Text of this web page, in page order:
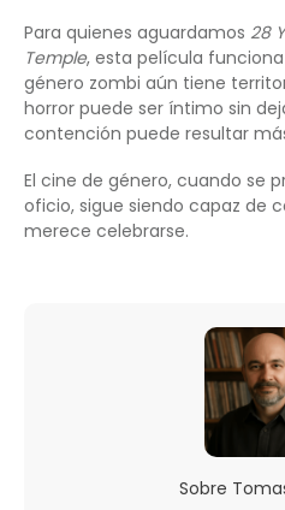
Para quienes aguardamos 28
Temple, esta película
género zombi aún tiene
horror puede ser íntimo sin
contención puede resultar
El cine de género, cuando se
oficio, sigue siendo capaz de
merece celebrarse.
Sobre